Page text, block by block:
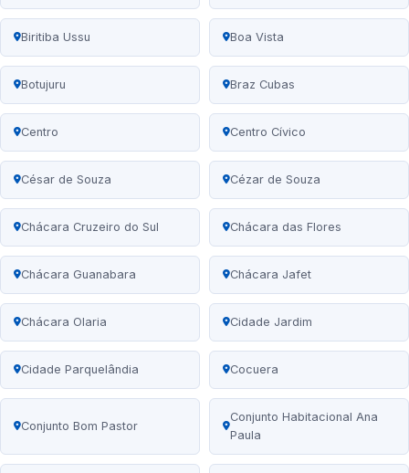
Biritiba Ussu Boa Vista
Botujuru Braz Cubas
Centro Centro Cívico
César de Souza Cézar de Souza
Chácara Cruzeiro do Sul Chácara das Flores
Chácara Guanabara Chácara Jafet
Chácara Olaria Cidade Jardim
Cidade Parquelândia Cocuera
Conjunto Bom Pastor
Conjunto Habitacional Ana
Paula